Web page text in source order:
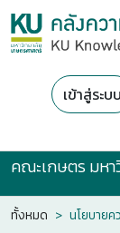
เข้าสู่ระบบ
คณะเกษตร มห
ทั้งหมด นโยบายค